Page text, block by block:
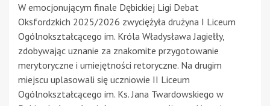
W emocjonującym finale Dębickiej Ligi Debat
Oksfordzkich 2025/2026 zwyciężyła drużyna I Liceum
Ogólnokształcącego im. Króla Władysława Jagiełły,
zdobywając uznanie za znakomite przygotowanie
merytoryczne i umiejętności retoryczne. Na drugim
miejscu uplasowali się uczniowie II Liceum
Ogólnokształcącego im. Ks. Jana Twardowskiego w